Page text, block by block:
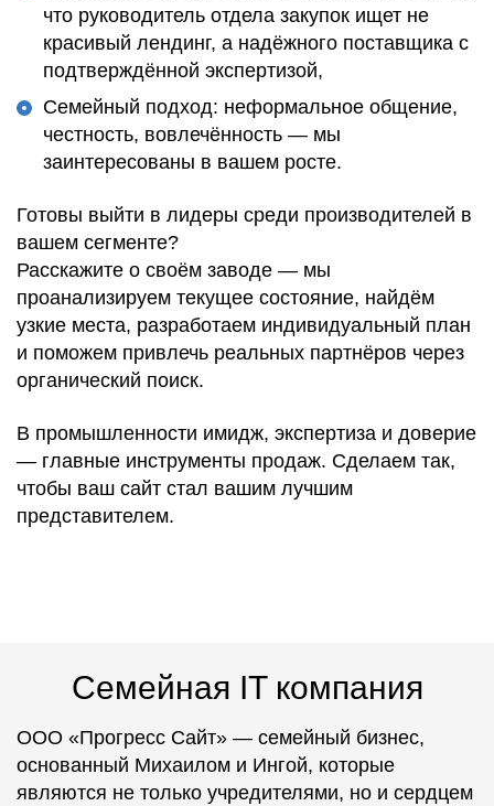
что руководитель отдела закупок ищет не
красивый лендинг, а надёжного поставщика с
подтверждённой экспертизой,
Семейный подход: неформальное общение,
честность, вовлечённость — мы
заинтересованы в вашем росте.
Готовы выйти в лидеры среди производителей в
вашем сегменте?
Расскажите о своём заводе — мы
проанализируем текущее состояние, найдём
узкие места, разработаем индивидуальный план
и поможем привлечь реальных партнёров через
органический поиск.
В промышленности имидж, экспертиза и доверие
— главные инструменты продаж. Сделаем так,
чтобы ваш сайт стал вашим лучшим
представителем.
Семейная IT компания
ООО «Прогресс Сайт» — семейный бизнес,
основанный Михаилом и Ингой, которые
являются не только учредителями, но и сердцем